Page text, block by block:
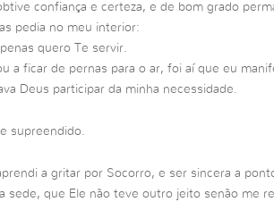
confiança e certeza, e de bom grado
pedia no meu interior:
quero Te servir.
a ficar de pernas para o ar, foi aí que eu
Deus participar da minha necessidade.
supreendido.
a gritar por Socorro, e ser sincera a
sede, que Ele não teve outro jeito senão me